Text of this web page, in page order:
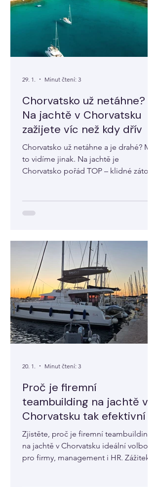
Chorvatsko už netáhne?
Na jachtě v Chorvatsku
zažijete víc než kdy dřív
Chorvatsko už netáhne a je drahé? My
to vidíme jinak. Na jachtě je
Chorvatsko pořád TOP – klidné zátoky,
29. 1. Minut čtení: 3
Proč je firemní
teambuilding na jachtě v
Chorvatsku tak efektivní
Zjistěte, proč je firemní teambuilding
na jachtě v Chorvatsku ideální volbou
pro firmy, management i HR. Zážitek s
20. 1. Minut čtení: 3